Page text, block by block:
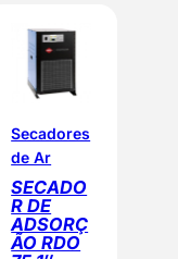
Secadores
de Ar
SECADO
R DE
ADSORÇ
ÃO RDO